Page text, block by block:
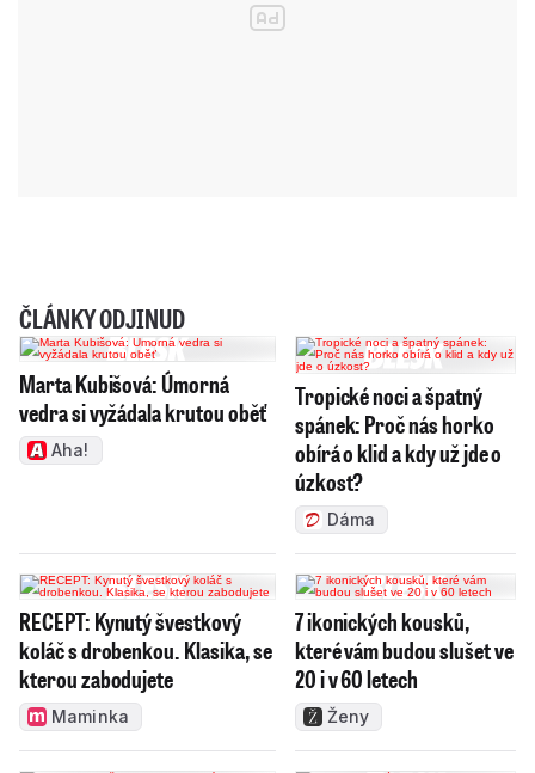
ČLÁNKY ODJINUD
Marta Kubišová: Úmorná
vedra si vyžádala krutou oběť
Aha!
Tropické noci a špatný
spánek: Proč nás horko
obírá o klid a kdy už jde o
úzkost?
Dáma
RECEPT: Kynutý švestkový
koláč s drobenkou. Klasika, se
kterou zabodujete
Maminka
7 ikonických kousků,
které vám budou slušet ve
20 i v 60 letech
Ženy